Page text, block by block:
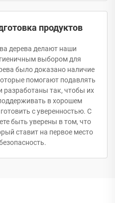
продуктов
дерева делают наши
выбором для
было доказано наличие
помогают подавлять
разработаны так, чтобы их
в хорошем
с уверенностью. С
быть уверены в том, что
ставит на первое место